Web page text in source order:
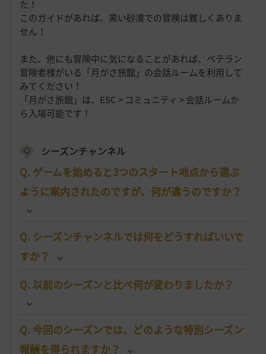
た！
このガイドがあれば、黒い砂漠での冒険は難しくありま
せん！
また、他にも冒険中に気になることがあれば、ベテラン
冒険者様がいる「月がさ旅館」の会話ルームを利用して
みてください！
「月がさ旅館」は、ESC > コミュニティ > 会話ルームか
ら入場可能です！
シーズンチャンネル
Q. ゲームを始めると3つのスタート地点から選ぶ
ように案内されたのですが、何が違うのですか？
Q. シーズンチャンネルでは何をどうすればいいで
すか？
Q. 以前のシーズンと比べ何が変わりましたか？
Q. 今回のシーズンでは、どのような特別シーズン
報酬を得られますか？